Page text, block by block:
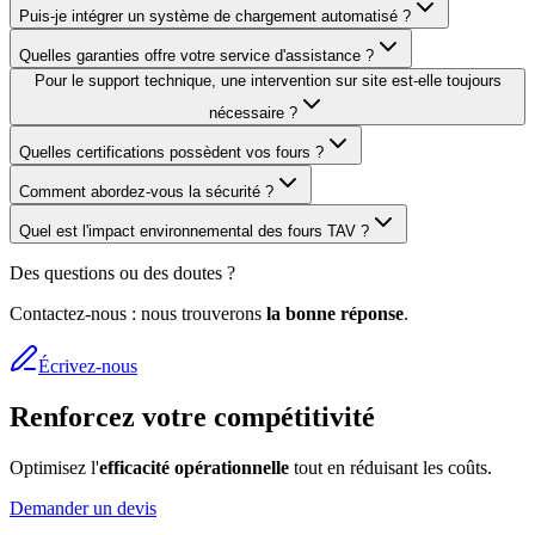
Puis-je intégrer un système de chargement automatisé ?
Quelles garanties offre votre service d'assistance ?
Pour le support technique, une intervention sur site est-elle toujours
nécessaire ?
Quelles certifications possèdent vos fours ?
Comment abordez-vous la sécurité ?
Quel est l'impact environnemental des fours TAV ?
Des questions ou des doutes ?
Contactez-nous : nous trouverons la bonne réponse.
Écrivez-nous
Renforcez votre compétitivité
Optimisez l'efficacité opérationnelle tout en réduisant les coûts.
Demander un devis